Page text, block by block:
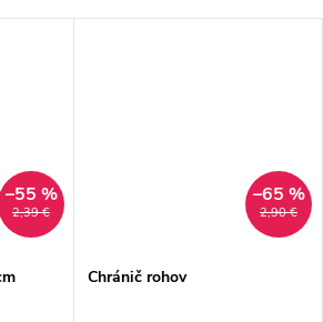
2,39 €
–55 %
2,90 €
–65 %
Chránič rohov